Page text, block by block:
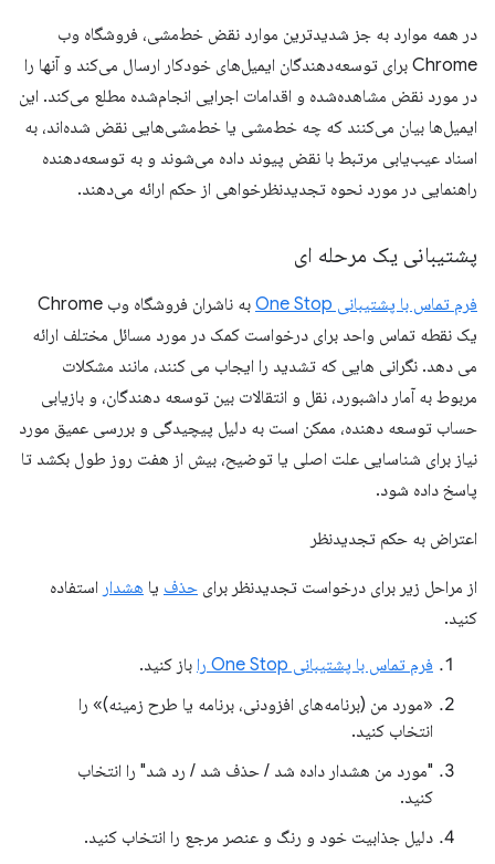
در همه موارد به جز شدیدترین موارد نقض خط‌مشی، فروشگاه وب
Chrome برای توسعه‌دهندگان ایمیل‌های خودکار ارسال می‌کند و آنها را
در مورد نقض مشاهده‌شده و اقدامات اجرایی انجام‌شده مطلع می‌کند. این
ایمیل‌ها بیان می‌کنند که چه خط‌مشی یا خط‌مشی‌هایی نقض شده‌اند، به
اسناد عیب‌یابی مرتبط با نقض پیوند داده می‌شوند و به توسعه‌دهنده
راهنمایی در مورد نحوه تجدیدنظرخواهی از حکم ارائه می‌دهند.
پشتیبانی یک مرحله ای
فرم تماس با پشتیبانی One Stop
به ناشران فروشگاه وب Chrome
یک نقطه تماس واحد برای درخواست کمک در مورد مسائل مختلف ارائه
می دهد. نگرانی هایی که تشدید را ایجاب می کنند، مانند مشکلات
مربوط به آمار داشبورد، نقل و انتقالات بین توسعه دهندگان، و بازیابی
حساب توسعه دهنده، ممکن است به دلیل پیچیدگی و بررسی عمیق مورد
نیاز برای شناسایی علت اصلی یا توضیح، بیش از هفت روز طول بکشد تا
پاسخ داده شود.
اعتراض به حکم تجدیدنظر
از مراحل زیر برای درخواست تجدیدنظر برای حذف یا هشدار استفاده
کنید.
فرم تماس با پشتیبانی One Stop را
باز کنید.
«مورد من (برنامه‌های افزودنی، برنامه یا طرح زمینه)» را
انتخاب کنید.
"مورد من هشدار داده شد / حذف شد / رد شد" را انتخاب
کنید.
دلیل جذابیت خود و رنگ و عنصر مرجع را انتخاب کنید.